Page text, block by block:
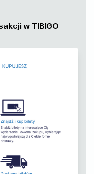
w TIBIGO